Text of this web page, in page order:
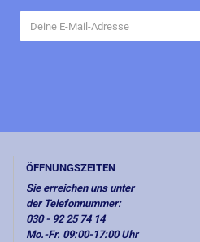
ÖFFNUNGSZEITEN
Sie erreichen uns unter
der Telefonnummer:
030 - 92 25 74 14
Mo.-Fr. 09:00-17:00 Uhr